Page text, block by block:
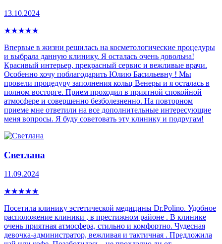
13.10.2024
★★★★★
Впервые в жизни решилась на косметологические процедуры
и выбрала данную клинику. Я осталась очень довольна!
Красивый интерьер, прекрасный сервис и вежливые врачи.
Особенно хочу поблагодарить Юлию Басильевну ! Мы
провели процедуру заполнения кольц Венеры и я осталась в
полном восторге. Прием проходил в приятной спокойной
атмосфере и совершенно безболезненно. На повторном
приеме мне ответили на все дополнительные интересующие
меня вопросы. Я буду советовать эту клинику и подругам!
Светлана
11.09.2024
★★★★★
Посетила клинику эстетической медицины Dr.Polino. Удобное
расположение клиники , в престижном районе . В клинике
очень приятная атмосфера, стильно и комфортно. Чудесная
девочка-администратор, вежливая и тактичная . Предложила